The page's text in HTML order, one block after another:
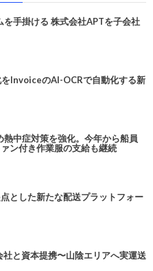
手掛ける 株式会社APTを子会社
InvoiceのAI-OCRで自動化する新
中症対策を強化。今年から船員
ン付き作業服の支給も継続
とした新たな配送プラットフォー
と資本提携〜山陰エリアへ実運送